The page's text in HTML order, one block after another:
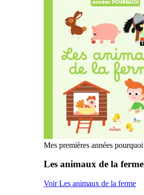
Mes premières années pourquoi
Les animaux de la ferme
Voir Les animaux de la ferme